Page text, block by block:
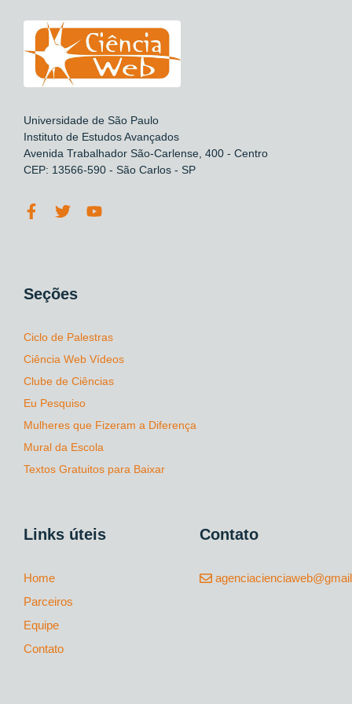
Universidade de São Paulo
Instituto de Estudos Avançados
Avenida Trabalhador São-Carlense, 400 - Centro
CEP: 13566-590 - São Carlos - SP
Seções
Ciclo de Palestras
Ciência Web Vídeos
Clube de Ciências
Eu Pesquiso
Mulheres que Fizeram a Diferença
Mural da Escola
Textos Gratuitos para Baixar
Links úteis
Home
Parceiros
Equipe
Contato
Contato